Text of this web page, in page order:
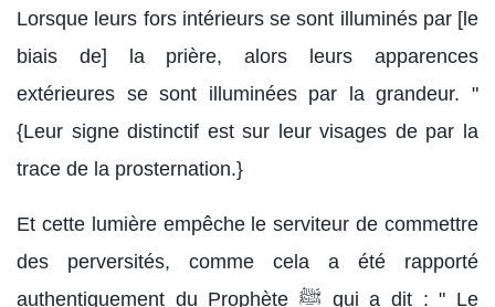
Lorsque leurs fors intérieurs se sont illuminés par [le
biais de] la prière, alors leurs apparences
extérieures se sont illuminées par la grandeur. "
{Leur signe distinctif est sur leur visages de par la
trace de la prosternation.}
Et cette lumière empêche le serviteur de commettre
des perversités, comme cela a été rapporté
authentiquement du Prophète ﷺ qui a dit : " Le